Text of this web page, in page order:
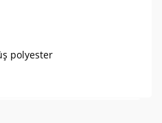
polyester